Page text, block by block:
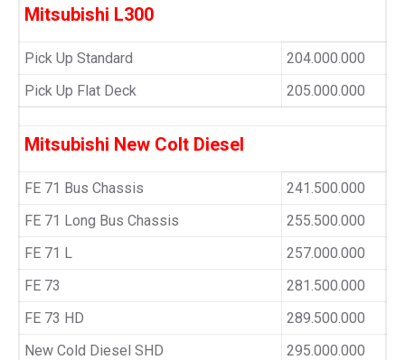
Mitsubishi L300
Pick Up Standard
204.000.000
Pick Up Flat Deck
205.000.000
Mitsubishi New Colt Diesel
FE 71 Bus Chassis
241.500.000
FE 71 Long Bus Chassis
255.500.000
FE 71 L
257.000.000
FE 73
281.500.000
FE 73 HD
289.500.000
New Cold Diesel SHD
295.000.000